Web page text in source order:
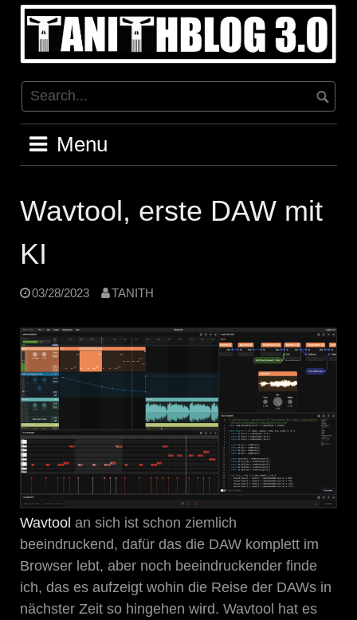
Skip
content
Menu
Wavtool, erste DAW mit
KI
03/28/2023 TANITH
Wavtool an sich ist schon ziemlich
beeindruckend, dafür das die DAW komplett im
Browser lebt, aber noch beeindruckender finde
ich, das es aufzeigt wohin die Reise der DAWs in
nächster Zeit so hingehen wird. Wavtool hat es